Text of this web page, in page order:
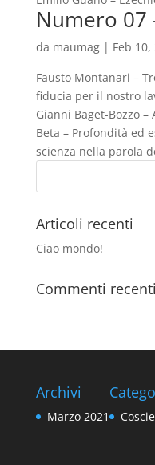
Numero 07
da maumag| Feb 10,
Fausto Montanari –
fiducia per il nostro
Gianni Baget-Bozzo
Beta – Profondità ed
scienza nella parola
Articoli recenti
Ciao mondo!
Commenti recenti
Archivi
Marzo 2021